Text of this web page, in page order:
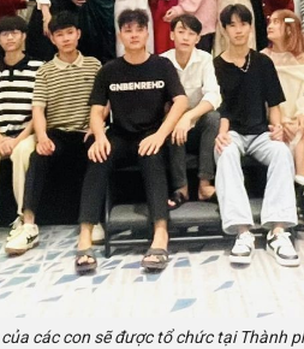
các con sẽ được tổ chức tại Thành